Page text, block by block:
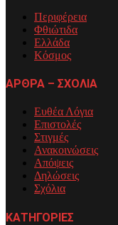
Περιφέρεια
Φθιώτιδα
Ελλάδα
Κόσμος
ΑΡΘΡΑ – ΣΧΟΛΙΑ
Ευθέα Λόγια
Επιστολές
Στιγμές
Ανακοινώσεις
Απόψεις
Δηλώσεις
Σχόλια
ΚΑΤΗΓΟΡΙΕΣ